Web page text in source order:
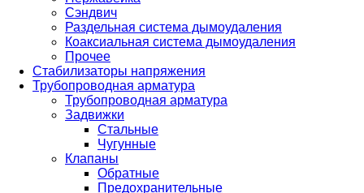
Сэндвич
Раздельная система дымоудаления
Коаксиальная система дымоудаления
Прочее
Стабилизаторы напряжения
Трубопроводная арматура
Трубопроводная арматура
Задвижки
Стальные
Чугунные
Клапаны
Обратные
Предохранительные